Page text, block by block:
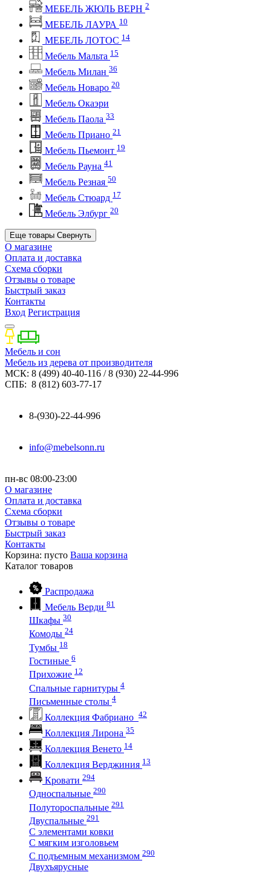
МЕБЕЛЬ ЖЮЛЬ ВЕРН 2
МЕБЕЛЬ ЛАУРА 10
МЕБЕЛЬ ЛОТОС 14
Мебель Мальта 15
Мебель Милан 36
Мебель Новаро 20
Мебель Окаэри
Мебель Паола 33
Мебель Приано 21
Мебель Пьемонт 19
Мебель Рауна 41
Мебель Резная 50
Мебель Стюард 17
Мебель Элбург 20
Еще товары Свернуть
О магазине
Оплата и доставка
Схема сборки
Отзывы о товаре
Быстрый заказ
Контакты
Вход Регистрация
Мебель и сон
Мебель из дерева от производителя
МСК: 8 (499) 40-40-116 / 8 (930) 22-44-996
СПБ: 8 (812) 603-77-17
8-(930)-22-44-996
info@mebelsonn.ru
пн-вс 08:00-23:00
О магазине
Оплата и доставка
Схема сборки
Отзывы о товаре
Быстрый заказ
Контакты
Корзина: пусто Ваша корзина
Каталог товаров
Распродажа
Мебель Верди 81
Шкафы 30
Комоды 24
Тумбы 18
Гостиные 6
Прихожие 12
Спальные гарнитуры 4
Письменные столы 4
Коллекция Фабриано 42
Коллекция Лирона 35
Коллекция Венето 14
Коллекция Верджиния 13
Кровати 294
Односпальные 290
Полутороспальные 291
Двуспальные 291
С элементами ковки
С мягким изголовьем
С подъемным механизмом 290
Двухъярусные